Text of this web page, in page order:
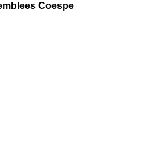
Coespe